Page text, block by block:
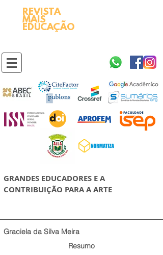
REVISTA
MAIS
EDUCAÇÃO
GRANDES EDUCADORES E A
CONTRIBUIÇÃO PARA A ARTE
Graciela da Silva Meira
Resumo